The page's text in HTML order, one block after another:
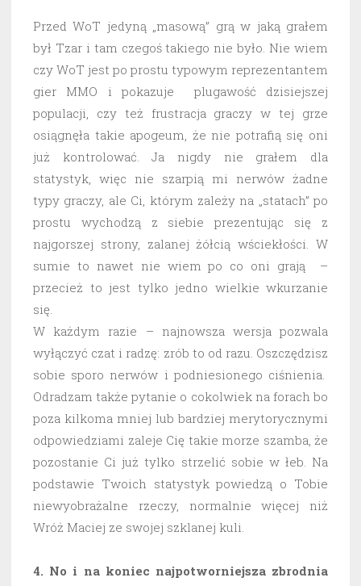
Przed WoT jedyną „masową” grą w jaką grałem
był Tzar i tam czegoś takiego nie było. Nie wiem
czy WoT jest po prostu typowym reprezentantem
gier MMO i pokazuje plugawość dzisiejszej
populacji, czy też frustracja graczy w tej grze
osiągnęła takie apogeum, że nie potrafią się oni
już kontrolować. Ja nigdy nie grałem dla
statystyk, więc nie szarpią mi nerwów żadne
typy graczy, ale Ci, którym zależy na „statach” po
prostu wychodzą z siebie prezentując się z
najgorszej strony, zalanej żółcią wściekłości. W
sumie to nawet nie wiem po co oni grają –
przecież to jest tylko jedno wielkie wkurzanie
się.
W każdym razie – najnowsza wersja pozwala
wyłączyć czat i radzę: zrób to od razu. Oszczędzisz
sobie sporo nerwów i podniesionego ciśnienia.
Odradzam także pytanie o cokolwiek na forach bo
poza kilkoma mniej lub bardziej merytorycznymi
odpowiedziami zaleje Cię takie morze szamba, że
pozostanie Ci już tylko strzelić sobie w łeb. Na
podstawie Twoich statystyk powiedzą o Tobie
niewyobrażalne rzeczy, normalnie więcej niż
Wróż Maciej ze swojej szklanej kuli.
4. No i na koniec najpotworniejsza zbrodnia